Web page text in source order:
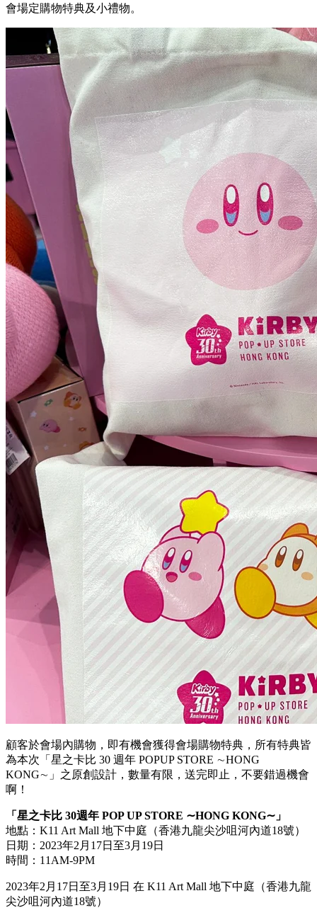
會場定購物特典及小禮物。
顧客於會場內購物，即有機會獲得會場購物特典，所有特典皆
為本次「星之卡比 30 週年 POPUP STORE ∼HONG
KONG∼」之原創設計，數量有限，送完即止，不要錯過機會
啊！
「星之卡比 30週年 POP UP STORE ∼HONG KONG∼ 」
地點： K11 Art Mall 地下中庭（香港九龍尖沙咀河內道18號）
日期：2023年2月17日至3月19日
時間：11AM-9PM
2023年2月17日至3月19日 在 K11 Art Mall 地下中庭（香港九龍
尖沙咀河內道18號）